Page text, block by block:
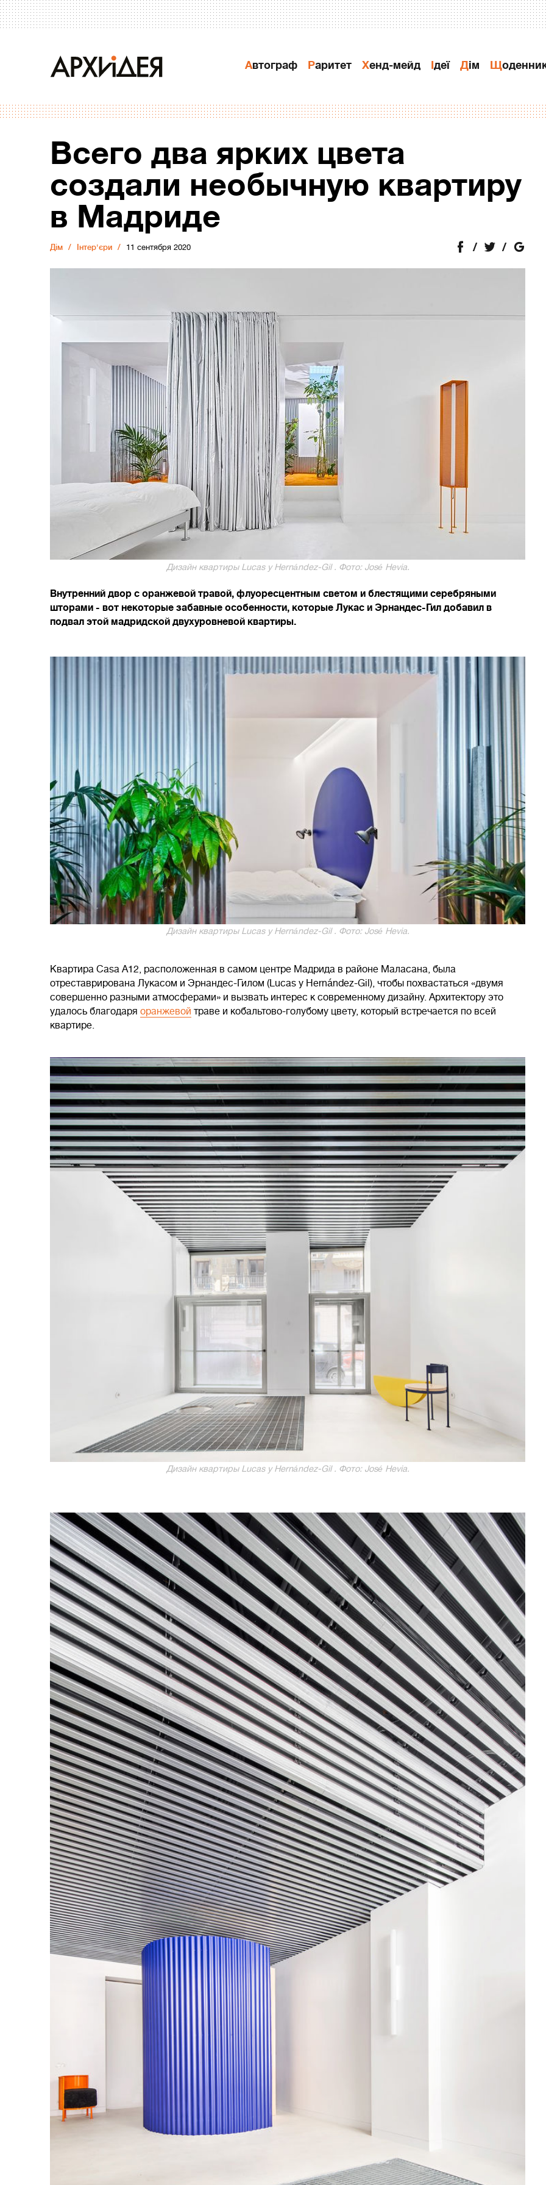
Автограф Раритет Хенд-мейд Ідеї Дiм
Всего два ярких цвета
создали необычную квартиру
в Мадриде
Дiм Інтер'єри 11 сентября 2020
Дизайн квартиры Lucas y Hernández-Gil . Фото: José Hevia.
Внутренний двор с оранжевой травой, флуоресцентным светом и блестящими серебряными
шторами - вот некоторые забавные особенности, которые Лукас и Эрнандес-Гил добавил в
подвал этой мадридской двухуровневой квартиры.
Дизайн квартиры Lucas y Hernández-Gil . Фото: José Hevia.
Квартира Casa A12, расположенная в самом центре Мадрида в районе Маласана, была
отреставрирована Лукасом и Эрнандес-Гилом (Lucas y Hernández-Gil), чтобы похвастаться «двумя
совершенно разными атмосферами» и вызвать интерес к современному дизайну. Архитектору это
удалось благодаря оранжевой траве и кобальтово-голубому цвету, который встречается по всей
квартире.
Дизайн квартиры Lucas y Hernández-Gil . Фото: José Hevia.